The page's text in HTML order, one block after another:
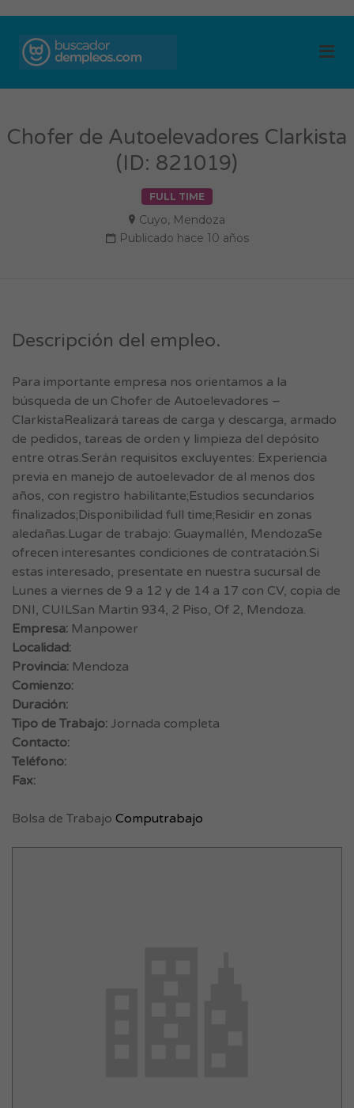
Chofer de Autoelevadores Clarkista
(ID: 821019)
FULL TIME
Cuyo, Mendoza
Publicado hace 10 años
Descripción del empleo.
Para importante empresa nos orientamos a la
búsqueda de un Chofer de Autoelevadores –
ClarkistaRealizará tareas de carga y descarga, armado
de pedidos, tareas de orden y limpieza del depósito
entre otras.Serán requisitos excluyentes: Experiencia
previa en manejo de autoelevador de al menos dos
años, con registro habilitante;Estudios secundarios
finalizados;Disponibilidad full time;Residir en zonas
aledañas.Lugar de trabajo: Guaymallén, MendozaSe
ofrecen interesantes condiciones de contratación.Si
estas interesado, presentate en nuestra sucursal de
Lunes a viernes de 9 a 12 y de 14 a 17 con CV, copia de
DNI, CUILSan Martin 934, 2 Piso, Of 2, Mendoza.
Empresa: Manpower
Localidad:
Provincia: Mendoza
Comienzo:
Duración:
Tipo de Trabajo: Jornada completa
Contacto:
Teléfono:
Fax:
Bolsa de Trabajo Computrabajo